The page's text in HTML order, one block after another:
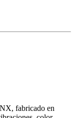
fabricado en